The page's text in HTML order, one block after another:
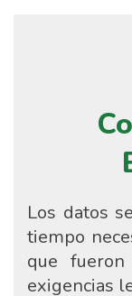
Los datos
tiempo
que
exigencias